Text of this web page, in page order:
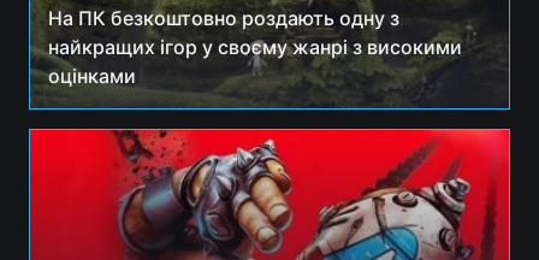
На ПК безкоштовно роздають одну з
найкращих ігор у своєму жанрі з високими
оцінками